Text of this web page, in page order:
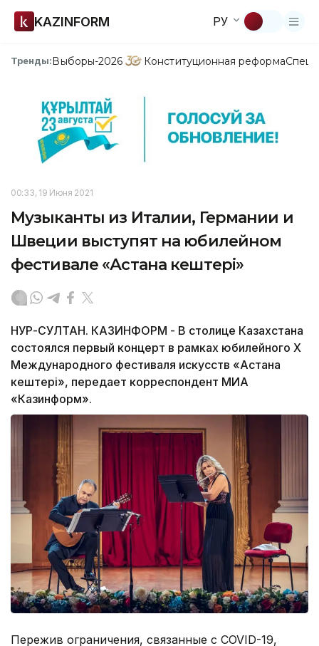
KAZINFORM РУ
Тренды:Выборы-2026 Конституционная реформа
00:33, 19 Июня 2021
Музыканты из Италии, Германии и
Швеции выступят на юбилейном
фестивале «Астана кештері»
НУР-СУЛТАН. КАЗИНФОРМ - В столице Казахстана
состоялся первый концерт в рамках юбилейного Х
Международного фестиваля искусств «Астана
кештері», передает корреспондент МИА
«Казинформ».
Пережив ограничения, связанные с COVID-19,